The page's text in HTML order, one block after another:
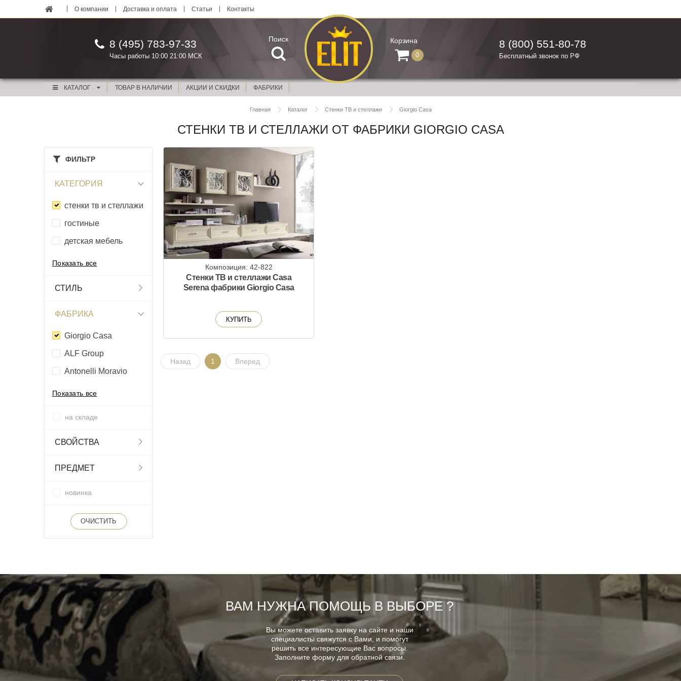
О компании Доставка и оплата Статьи Контакты
8 (495) 783-97-33
Часы работы 10:00 21:00 МСК
Поиск Корзина
0
8 (800) 551-80-78
Бесплатный звонок по РФ
КАТАЛОГ ТОВАР В НАЛИЧИИ АКЦИИ И СКИДКИ ФАБРИКИ
Главная Каталог Стенки ТВ и стеллажи Giorgio Casa
СТЕНКИ ТВ И СТЕЛЛАЖИ ОТ ФАБРИКИ GIORGIO CASA
ФИЛЬТР
КАТЕГОРИЯ
стенки тв и стеллажи
гостиные
детская мебель
Показать все
СТИЛЬ
ФАБРИКА
Giorgio Casa
ALF Group
Antonelli Moravio
Показать все
на складе
СВОЙСТВА
ПРЕДМЕТ
новинка
ОЧИСТИТЬ
Композиция: 42-822
Стенки ТВ и стеллажи Casa
Serena фабрики Giorgio Casa
КУПИТЬ
Назад 1 Вперед
ВАМ НУЖНА ПОМОЩЬ В ВЫБОРЕ ?
Вы можете оставить заявку на сайте и наши
специалисты свяжутся с Вами, и помогут
решить все интересующие Вас вопросы.
Заполните форму для обратной связи.